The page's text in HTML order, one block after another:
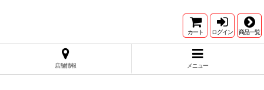
カート ログイン 商品一覧
店舗情報 メニュー